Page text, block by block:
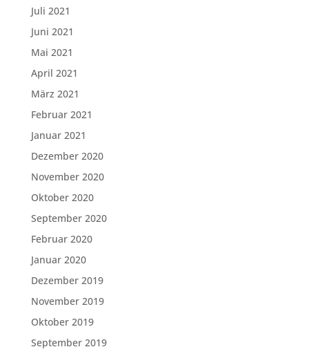
Juli 2021
Juni 2021
Mai 2021
April 2021
März 2021
Februar 2021
Januar 2021
Dezember 2020
November 2020
Oktober 2020
September 2020
Februar 2020
Januar 2020
Dezember 2019
November 2019
Oktober 2019
September 2019